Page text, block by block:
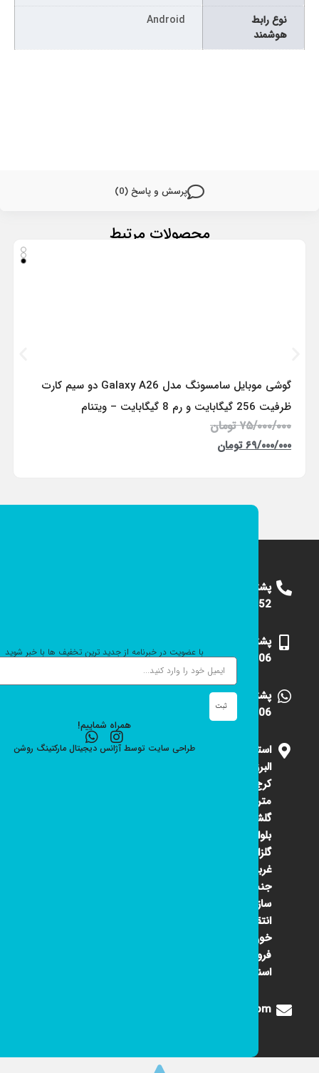
پرسش و پاسخ (0)
نوع رابط
هوشمند
Android
محصولات مرتبط
گوشی موبایل سامسونگ مدل Galaxy A26 دو سیم کارت
ظرفیت 256 گیگابایت و رم 8 گیگابایت – ویتنام
۷۵/۰۰۰/۰۰۰ تومان
۶۹/۰۰۰/۰۰۰ تومان
پشتیبانی
09124375652
پشتیبانی
09101531006
پشتیبانی
09101531006
استان
البرز
متری
گلشهر
بلوار
گلزار
غربی
جنب
سازمان
انتقال
خون
فروشگاه
اسنوا
Digione1360@gmail.com
با عضویت در خبرنامه از جدید ترین تخفیف ها با خبر شوید
ثبت
همراه شماییم!
طراحی سایت توسط آژانس دیجیتال مارکتینگ روشن